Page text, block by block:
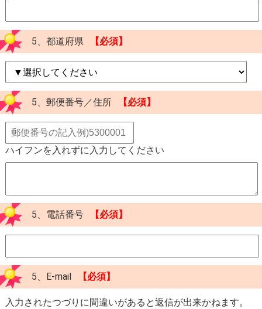
5、都道府県 【必須】
5、郵便番号／住所 【必須】
ハイフンを入れずに入力してください
5、電話番号 【必須】
5、E-mail 【必須】
入力されたつづりに間違いがあると返信が出来かねます。